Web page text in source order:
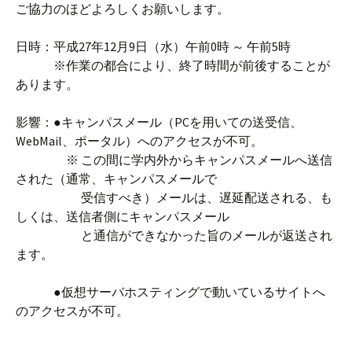
ご協力のほどよろしくお願いします。
日時：平成27年12月9日（水）午前0時 ～ 午前5時
※作業の都合により、終了時間が前後することが
あります。
影響：●キャンパスメール（PCを用いての送受信、
WebMail、ポータル）へのアクセスが不可。
※ この間に学内外からキャンパスメールへ送信
された（通常、キャンパスメールで
受信すべき）メールは、遅延配送される、も
しくは、送信者側にキャンパスメール
と通信ができなかった旨のメールが返送され
ます。
●仮想サーバホスティングで動いているサイトへ
のアクセスが不可。